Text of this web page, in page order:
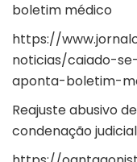
boletim médico
https://
noticias/caiado-
aponta-boletim-
Reajuste abusivo
condenação